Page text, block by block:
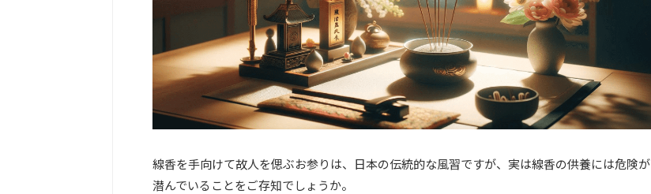
線香を手向けて故人を偲ぶお参りは、日本の伝統的な風習ですが、実は線香の供養には危険が
潜んでいることをご存知でしょうか。